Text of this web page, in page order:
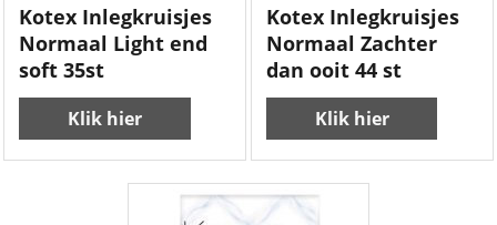
excl Verzendkosten
Kotex Inlegkruisjes
Normaal Light end
soft 35st
Klik hier
excl Verzendkosten
Kotex Inlegkruisjes
Normaal Zachter
dan ooit 44 st
Klik hier